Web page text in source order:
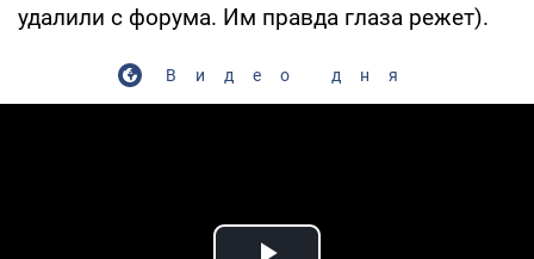
удалили с форума. Им правда глаза режет).
Видео дня